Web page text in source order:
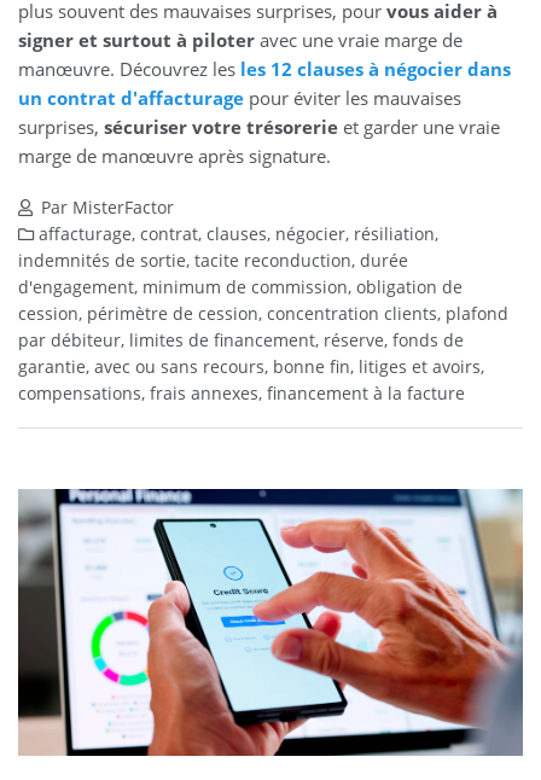
plus souvent des mauvaises surprises, pour vous aider à
signer et surtout à piloter avec une vraie marge de
manœuvre. Découvrez les les 12 clauses à négocier dans
un contrat d'affacturage pour éviter les mauvaises
surprises, sécuriser votre trésorerie et garder une vraie
marge de manœuvre après signature.
Par MisterFactor
affacturage, contrat, clauses, négocier, résiliation,
indemnités de sortie, tacite reconduction, durée
d'engagement, minimum de commission, obligation de
cession, périmètre de cession, concentration clients, plafond
par débiteur, limites de financement, réserve, fonds de
garantie, avec ou sans recours, bonne fin, litiges et avoirs,
compensations, frais annexes, financement à la facture